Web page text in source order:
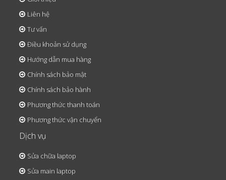
Liên hệ
Tư vấn
Điều khoản sử dụng
Hướng dẫn mua hàng
Chính sách bảo mật
Chính sách bảo hành
Phương thức thanh toán
Phương thức vận chuyển
Dịch vụ
Sửa chữa laptop
Sửa main laptop